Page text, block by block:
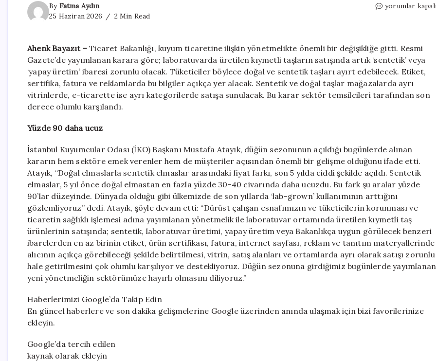
By Fatma Aydın
25 Haziran 2026
2 Min Read
Pırlantaya
yorumlar
Ahenk Bayazıt – Ticaret Bakanlığı, kuyum ticaretine ilişkin yönetmelikte önemli bir değişikliğe gitti. Resmi
Gazete’de yayımlanan karara göre; laboratuvarda üretilen kıymetli taşların satışında artık ‘sentetik’ veya
‘yapay üretim’ ibaresi zorunlu olacak. Tüketiciler böylece doğal ve sentetik taşları ayırt edebilecek. Etiket,
sertifika, fatura ve reklamlarda bu bilgiler açıkça yer alacak. Sentetik ve doğal taşlar mağazalarda ayrı
vitrinlerde, e-ticarette ise ayrı kategorilerde satışa sunulacak. Bu karar sektör temsilcileri tarafından son
derece olumlu karşılandı.
Yüzde 90 daha ucuz
İstanbul Kuyumcular Odası (İKO) Başkanı Mustafa Atayık, düğün sezonunun açıldığı bugünlerde alınan
kararın hem sektöre emek verenler hem de müşteriler açısından önemli bir gelişme olduğunu ifade etti.
Atayık, “Doğal elmaslarla sentetik elmaslar arasındaki fiyat farkı, son 5 yılda ciddi şekilde açıldı. Sentetik
elmaslar, 5 yıl önce doğal elmastan en fazla yüzde 30-40 civarında daha ucuzdu. Bu fark şu aralar yüzde
90’lar düzeyinde. Dünyada olduğu gibi ülkemizde de son yıllarda ‘lab-grown’ kullanımının arttığını
gözlemliyoruz” dedi. Atayık, şöyle devam etti: “Dürüst çalışan esnafımızın ve tüketicilerin korunması ve
ticaretin sağlıklı işlemesi adına yayımlanan yönetmelik ile laboratuvar ortamında üretilen kıymetli taş
ürünlerinin satışında; sentetik, laboratuvar üretimi, yapay üretim veya Bakanlıkça uygun görülecek benzeri
ibarelerden en az birinin etiket, ürün sertifikası, fatura, internet sayfası, reklam ve tanıtım materyallerinde
alıcının açıkça görebileceği şekilde belirtilmesi, vitrin, satış alanları ve ortamlarda ayrı olarak satışı zorunlu
hale getirilmesini çok olumlu karşılıyor ve destekliyoruz. Düğün sezonuna girdiğimiz bugünlerde yayımlanan
yeni yönetmeliğin sektörümüze hayırlı olmasını diliyoruz.”
Haberlerimizi Google’da Takip Edin
En güncel haberlere ve son dakika gelişmelerine Google üzerinden anında ulaşmak için bizi favorilerinize
ekleyin.
Google’da tercih edilen
kaynak olarak ekleyin